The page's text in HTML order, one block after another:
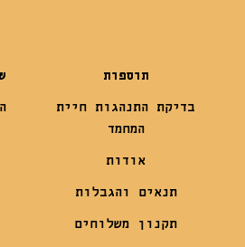
תוספות
בדיקת התנהגות חיית
המחמד
אודות
תנאים והגבלות
תקנון משלוחים